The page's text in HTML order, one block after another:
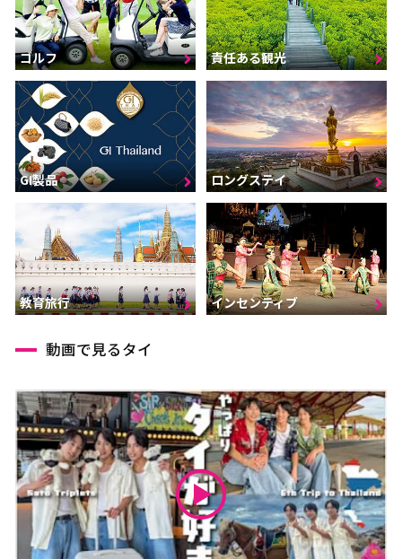
ゴルフ 責任ある観光
GI製品 ロングステイ
教育旅行 インセンティブ
動画で見るタイ